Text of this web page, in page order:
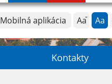
Mobilná aplikácia Aa Aa
Kontakty